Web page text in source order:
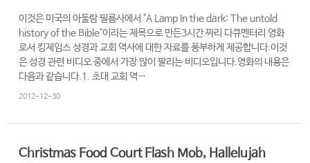
이것은 미국의 아둘람 필름사에서 "A Lamp In the dark: The untold
history of the Bible"이라는 제목으로 만든3시간 짜리 다큐멘터리 영화
로서 킹제임스 성경과 교회 역사에 대한 자료를 풍부하게 제공합니다.이것
은 성경 관련 비디오 중에서 가장 많이 팔리는 비디오입니다.영화의 내용은
다음과 같습니다.1. 초대 교회 역…
2012-12-30
Christmas Food Court Flash Mob, Hallelujah